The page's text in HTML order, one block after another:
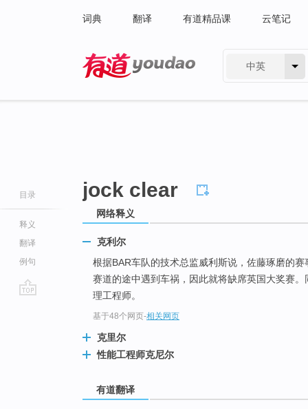
词典 翻译 有道精品课 云笔记
中英
目录
释义
翻译
例句
jock clear
网络释义
克利尔
根据BAR车队的技术总监威利斯说，佐藤琢磨的赛
赛道的途中遇到车祸，因此就将缺席英国大奖赛
理工程师。
基于48个网页-相关网页
克里尔
性能工程师克尼尔
有道翻译